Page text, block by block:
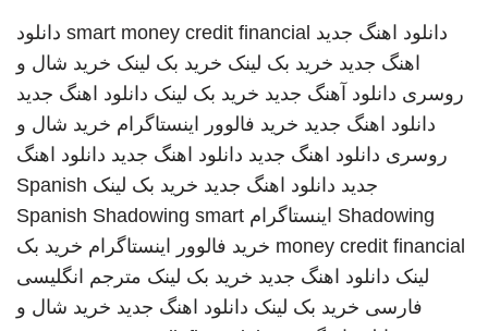
دانلود اهنگ جدید smart money credit financial دانلود
اهنگ جدید خرید بک لینک خرید بک لینک خرید شال و
روسری دانلود آهنگ جدید خرید بک لینک دانلود اهنگ جدید
دانلود اهنگ جدید خرید فالوور اینستاگرام خرید شال و
روسری دانلود اهنگ جدید دانلود اهنگ جدید دانلود اهنگ
جدید دانلود اهنگ جدید خرید بک لینک Spanish
Shadowing اینستاگرام Spanish Shadowing smart
money credit financial خرید فالوور اینستاگرام خرید بک
لینک دانلود اهنگ جدید خرید بک لینک مترجم انگلیسی
فارسی خرید بک لینک دانلود اهنگ جدید خرید شال و